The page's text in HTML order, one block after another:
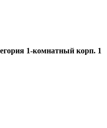
1-комнатный корп. 1